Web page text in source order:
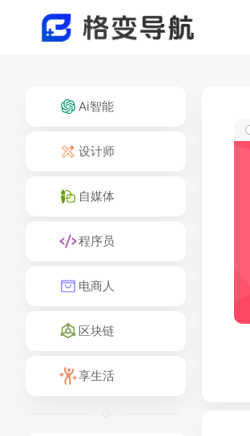
Ai智能
设计师
自媒体
程序员
电商人
区块链
享生活